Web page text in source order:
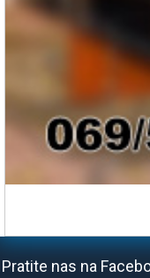
Pratite nas na